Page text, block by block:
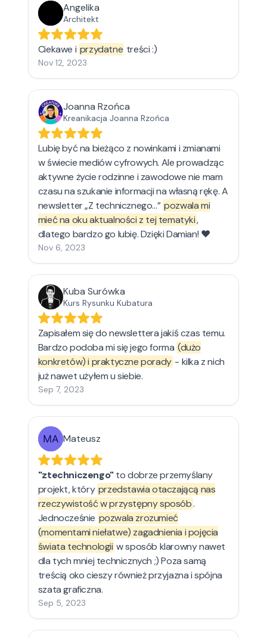
Angelika
Architekt
Ciekawe i przydatne treści :)
Nov 12, 2023
Joanna Rzońca
Kreanikacja Joanna Rzońca
Lubię być na bieżąco z nowinkami i zmianami
w świecie mediów cyfrowych. Ale prowadząc
aktywne życie rodzinne i zawodowe nie mam
czasu na szukanie informacji na własną rękę. A
newsletter „Z technicznego…” pozwala mi
mieć na oku aktualności z tej tematyki,
dlatego bardzo go lubię. Dzięki Damian! ❤️
Nov 6, 2023
Kuba Surówka
Kurs Rysunku Kubatura
Zapisałem się do newslettera jakiś czas temu.
Bardzo podoba mi się jego forma (dużo
konkretów) i praktyczne porady - kilka z nich
już nawet użyłem u siebie.
Sep 7, 2023
Mateusz
"ztechniczengo"to dobrze przemyślany
projekt, który przedstawia otaczającą nas
rzeczywistość w przystępny sposób.
Jednocześnie pozwala zrozumieć
(momentami niełatwe) zagadnienia i pojęcia
świata technologii w sposób klarowny nawet
dla tych mniej technicznych ;) Poza samą
treścią oko cieszy również przyjazna i spójna
szata graficzna.
Sep 5, 2023